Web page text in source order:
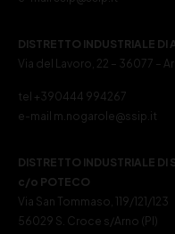
DISTRETTO INDUSTRIALE DI
Via del Lavoro, 22 – 36077 –
tel +390444 994267
e-mail m.nogarole@ssip.it
DISTRETTO INDUSTRIALE DI
c/o POTECO
Via San Tommaso, 119/121/123
56029 S. Croce s/Arno (PI)